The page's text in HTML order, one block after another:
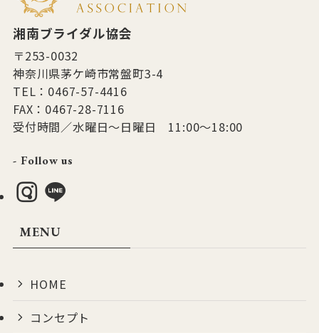
MENU
HOME
コンセプト
湘南ブライダル協会
〒253-0032
神奈川県茅ケ崎市常盤町3-4
TEL：0467-57-4416
FAX：0467-28-7116
受付時間／水曜日～日曜日 11:00～18:00
- Follow us